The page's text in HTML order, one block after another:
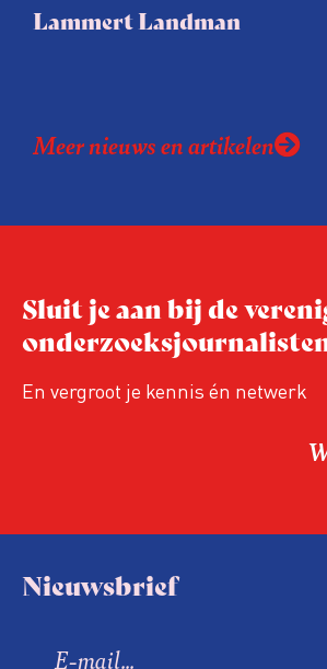
Lammert Landman
Meer nieuws en artikelen
Sluit je aan bij de
En vergroot je kennis én netwerk
Nieuwsbrief